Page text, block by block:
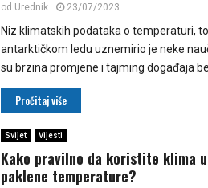
od Urednik 23/07/2023
Niz klimatskih podataka o temperaturi,
antarktičkom ledu uznemirio je neke
su brzina promjene i tajming događaja
Pročitaj više
Svijet Vijesti
Kako pravilno da koristite klima
paklene temperature?